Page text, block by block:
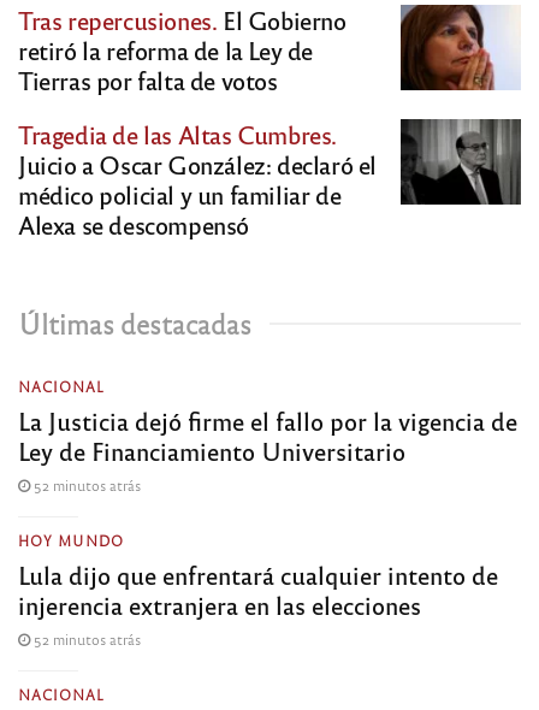
Tras repercusiones. El Gobierno
retiró la reforma de la Ley de
Tierras por falta de votos
Tragedia de las Altas Cumbres.
Juicio a Oscar González: declaró el
médico policial y un familiar de
Alexa se descompensó
Últimas destacadas
NACIONAL
La Justicia dejó firme el fallo por la vigencia de
Ley de Financiamiento Universitario
52 minutos atrás
HOY MUNDO
Lula dijo que enfrentará cualquier intento de
injerencia extranjera en las elecciones
52 minutos atrás
NACIONAL